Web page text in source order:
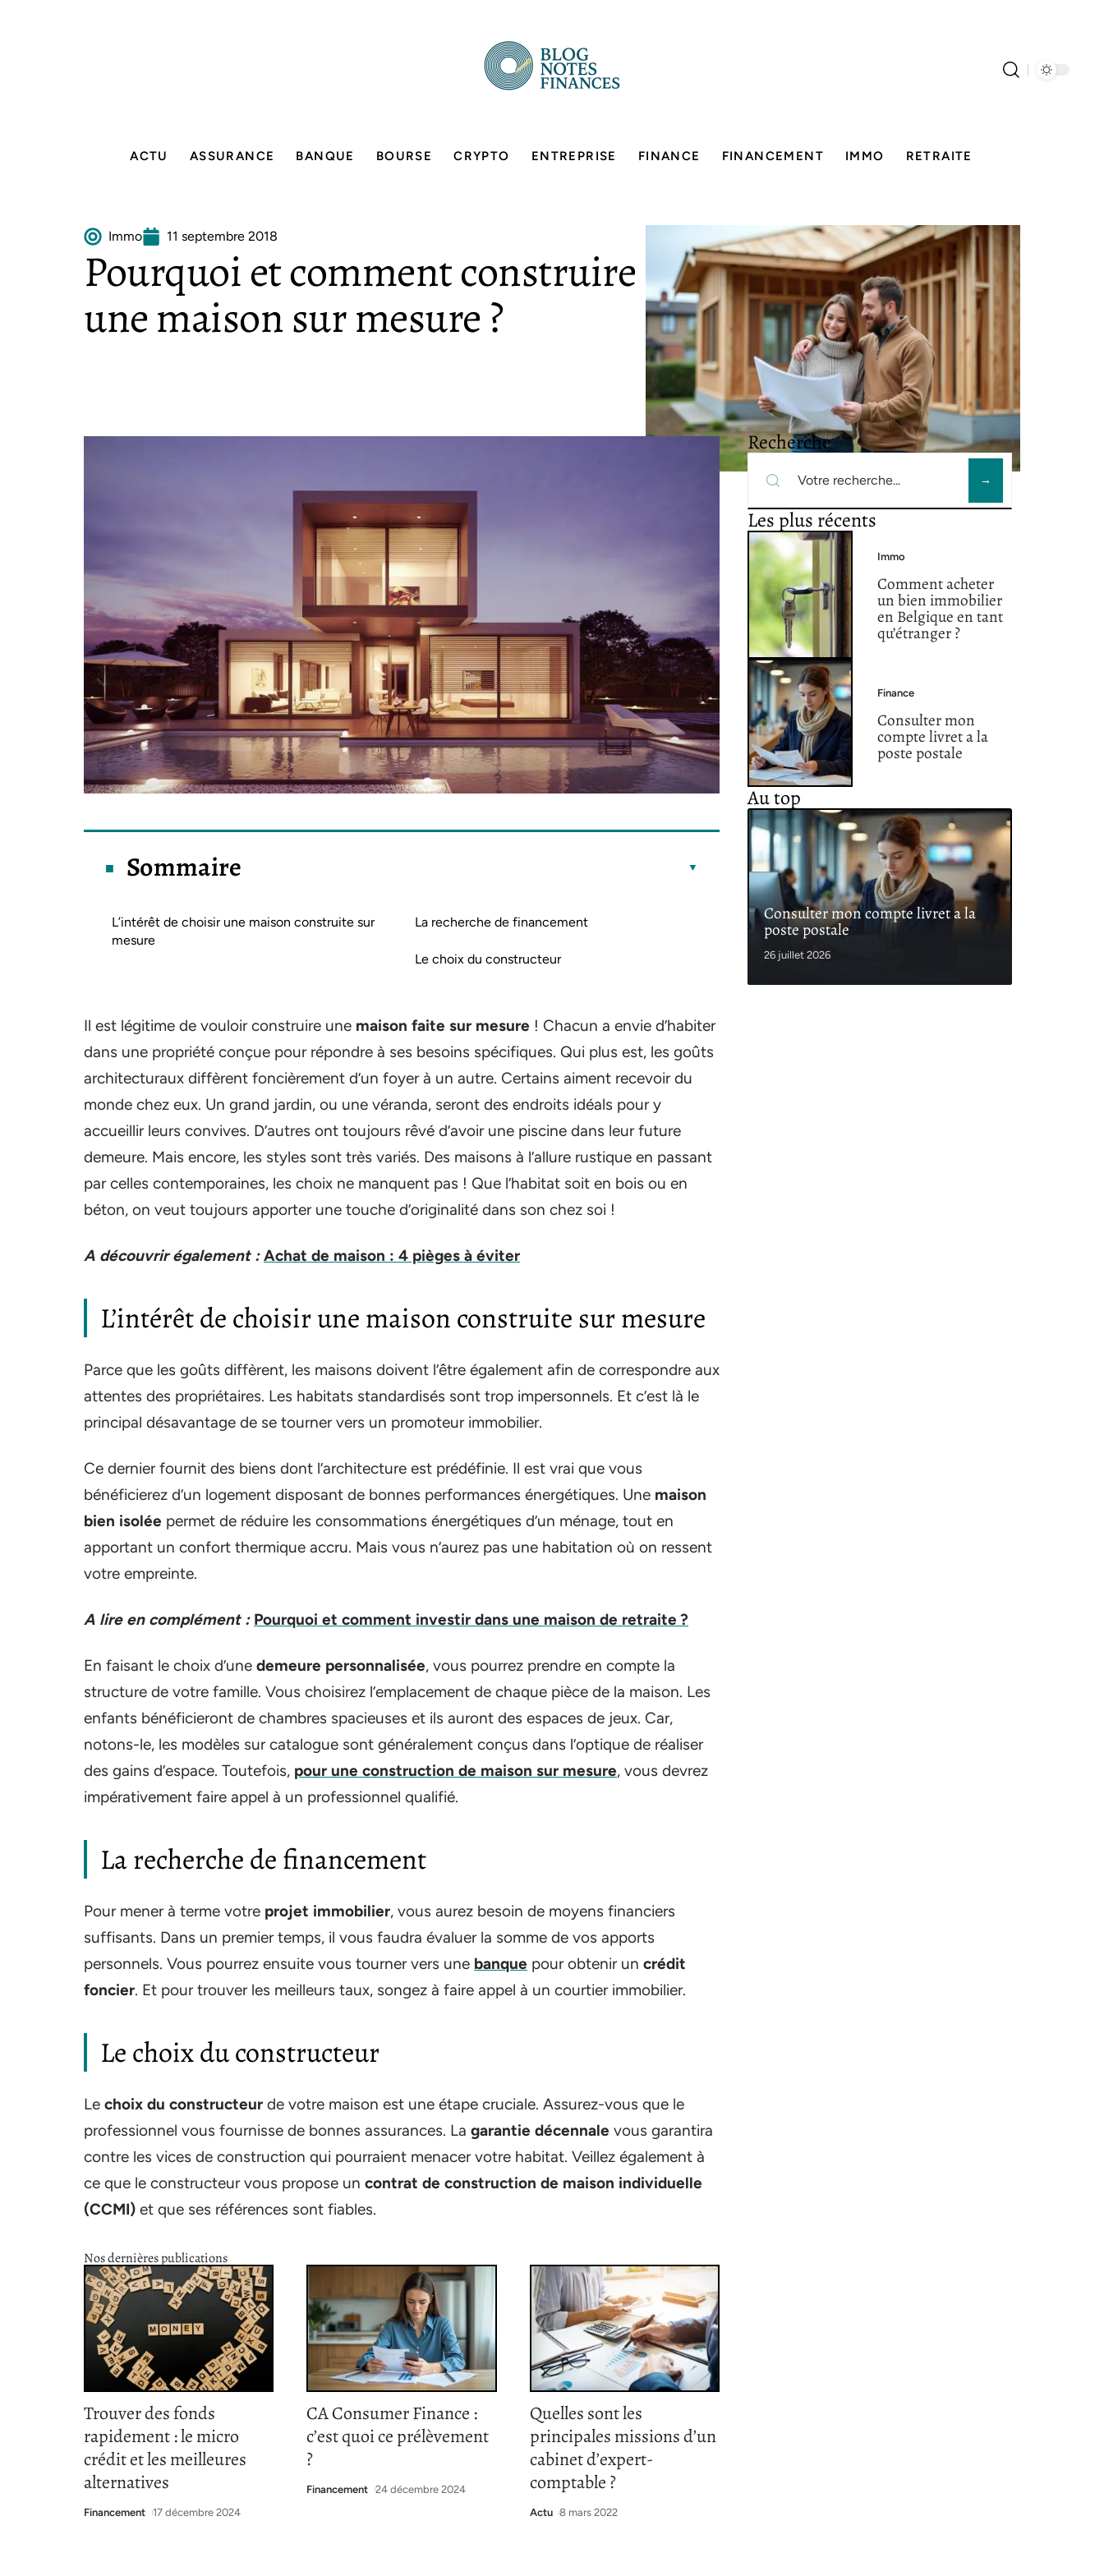
ACTU ASSURANCE BANQUE BOURSE CRYPTO ENTREPRISE FINANCE FINANCEMENT IMMO RETRAITE
Immo 11 septembre 2018
Pourquoi et comment construire
une maison sur mesure ?
Sommaire
L’intérêt de choisir une maison construite sur
mesure
La recherche de financement
Le choix du constructeur
Il est légitime de vouloir construire une maison faite sur mesure ! Chacun a envie d’habiter
dans une propriété conçue pour répondre à ses besoins spécifiques. Qui plus est, les goûts
architecturaux diffèrent foncièrement d’un foyer à un autre. Certains aiment recevoir du
monde chez eux. Un grand jardin, ou une véranda, seront des endroits idéals pour y
accueillir leurs convives. D’autres ont toujours rêvé d’avoir une piscine dans leur future
demeure. Mais encore, les styles sont très variés. Des maisons à l’allure rustique en passant
par celles contemporaines, les choix ne manquent pas ! Que l’habitat soit en bois ou en
béton, on veut toujours apporter une touche d’originalité dans son chez soi !
A découvrir également : Achat de maison : 4 pièges à éviter
L’intérêt de choisir une maison construite sur mesure
Parce que les goûts diffèrent, les maisons doivent l’être également afin de correspondre aux
attentes des propriétaires. Les habitats standardisés sont trop impersonnels. Et c’est là le
principal désavantage de se tourner vers un promoteur immobilier.
Ce dernier fournit des biens dont l’architecture est prédéfinie. Il est vrai que vous
bénéficierez d’un logement disposant de bonnes performances énergétiques. Une maison
bien isolée permet de réduire les consommations énergétiques d’un ménage, tout en
apportant un confort thermique accru. Mais vous n’aurez pas une habitation où on ressent
votre empreinte.
A lire en complément : Pourquoi et comment investir dans une maison de retraite ?
En faisant le choix d’une demeure personnalisée, vous pourrez prendre en compte la
structure de votre famille. Vous choisirez l’emplacement de chaque pièce de la maison. Les
enfants bénéficieront de chambres spacieuses et ils auront des espaces de jeux. Car,
notons-le, les modèles sur catalogue sont généralement conçus dans l’optique de réaliser
des gains d’espace. Toutefois, pour une construction de maison sur mesure, vous devrez
impérativement faire appel à un professionnel qualifié.
La recherche de financement
Pour mener à terme votre projet immobilier, vous aurez besoin de moyens financiers
suffisants. Dans un premier temps, il vous faudra évaluer la somme de vos apports
personnels. Vous pourrez ensuite vous tourner vers une banque pour obtenir un crédit
foncier. Et pour trouver les meilleurs taux, songez à faire appel à un courtier immobilier.
Le choix du constructeur
Le choix du constructeur de votre maison est une étape cruciale. Assurez-vous que le
professionnel vous fournisse de bonnes assurances. La garantie décennale vous garantira
contre les vices de construction qui pourraient menacer votre habitat. Veillez également à
ce que le constructeur vous propose un contrat de construction de maison individuelle
(CCMI) et que ses références sont fiables.
Nos dernières publications
Trouver des fonds
rapidement : le micro
crédit et les meilleures
alternatives
Financement 17 décembre 2024
CA Consumer Finance :
c’est quoi ce prélèvement
?
Financement 24 décembre 2024
Quelles sont les
principales missions d’un
cabinet d’expert-
comptable ?
Actu 8 mars 2022
Recherche
Les plus récents
Immo
Comment acheter
un bien immobilier
en Belgique en tant
qu’étranger ?
Finance
Consulter mon
compte livret a la
poste postale
Au top
Consulter mon compte livret a la
poste postale
26 juillet 2026